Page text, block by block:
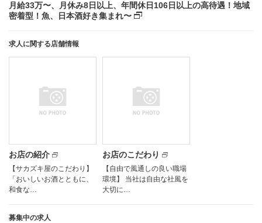
月給33万〜、月休み8日以上、年間休日106日以上の高待遇！地域
密着型！魚、日本酒好き集まれ〜
求人に関する店舗情報
お店の紹介
【サカズキ屋のこだわり】
「おいしいお酒とともに、
和食な…
お店のこだわり
【自由で風通しの良い職場
環境】 当社は自由な社風を
大切に…
募集中の求人